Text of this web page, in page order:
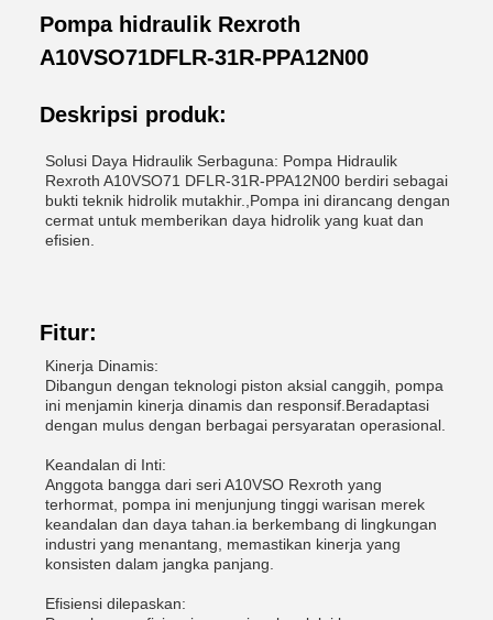
Pompa hidraulik Rexroth
A10VSO71DFLR-31R-PPA12N00
Deskripsi produk:
Solusi Daya Hidraulik Serbaguna: Pompa Hidraulik
Rexroth A10VSO71 DFLR-31R-PPA12N00 berdiri sebagai
bukti teknik hidrolik mutakhir.,Pompa ini dirancang dengan
cermat untuk memberikan daya hidrolik yang kuat dan
efisien.
Fitur:
Kinerja Dinamis:
Dibangun dengan teknologi piston aksial canggih, pompa
ini menjamin kinerja dinamis dan responsif.Beradaptasi
dengan mulus dengan berbagai persyaratan operasional.
Keandalan di Inti:
Anggota bangga dari seri A10VSO Rexroth yang
terhormat, pompa ini menjunjung tinggi warisan merek
keandalan dan daya tahan.ia berkembang di lingkungan
industri yang menantang, memastikan kinerja yang
konsisten dalam jangka panjang.
Efisiensi dilepaskan: